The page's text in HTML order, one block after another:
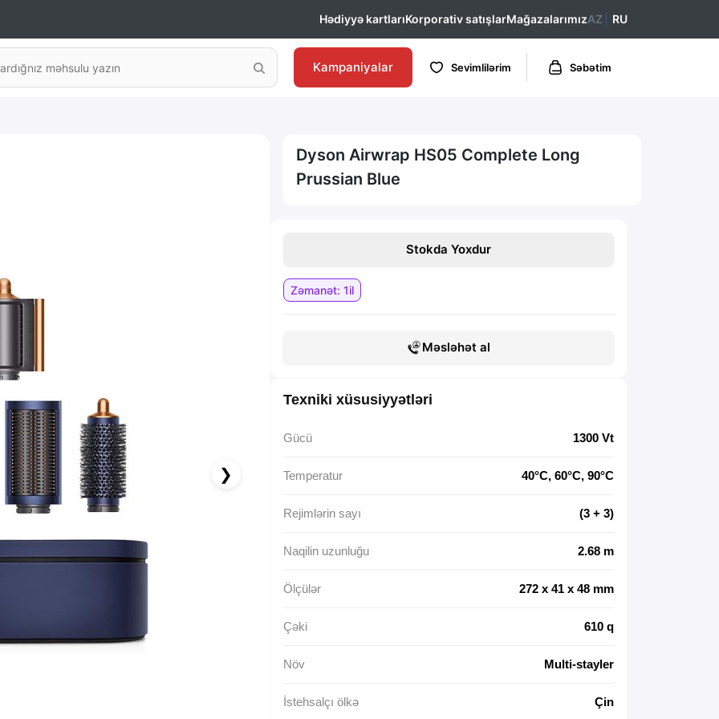
Hədiyyə kartlarıKorporativ satışlarMağazalarımızAZ RU
Kampaniyalar Sevimlilərim Səbətim
❯
Dyson Airwrap HS05 Complete Long
Prussian Blue
Stokda Yoxdur
Zəmanət: 1il
Məsləhət al
Texniki xüsusiyyətləri
Gücü 1300 Vt
Temperatur 40°C, 60°C, 90°C
Rejimlərin sayı (3 + 3)
Naqilin uzunluğu 2.68 m
Ölçülər 272 x 41 x 48 mm
Çəki 610 q
Növ Multi-stayler
İstehsalçı ölkə Çin